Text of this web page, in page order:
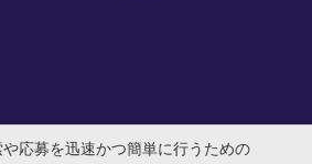
応募を迅速かつ簡単に行うための